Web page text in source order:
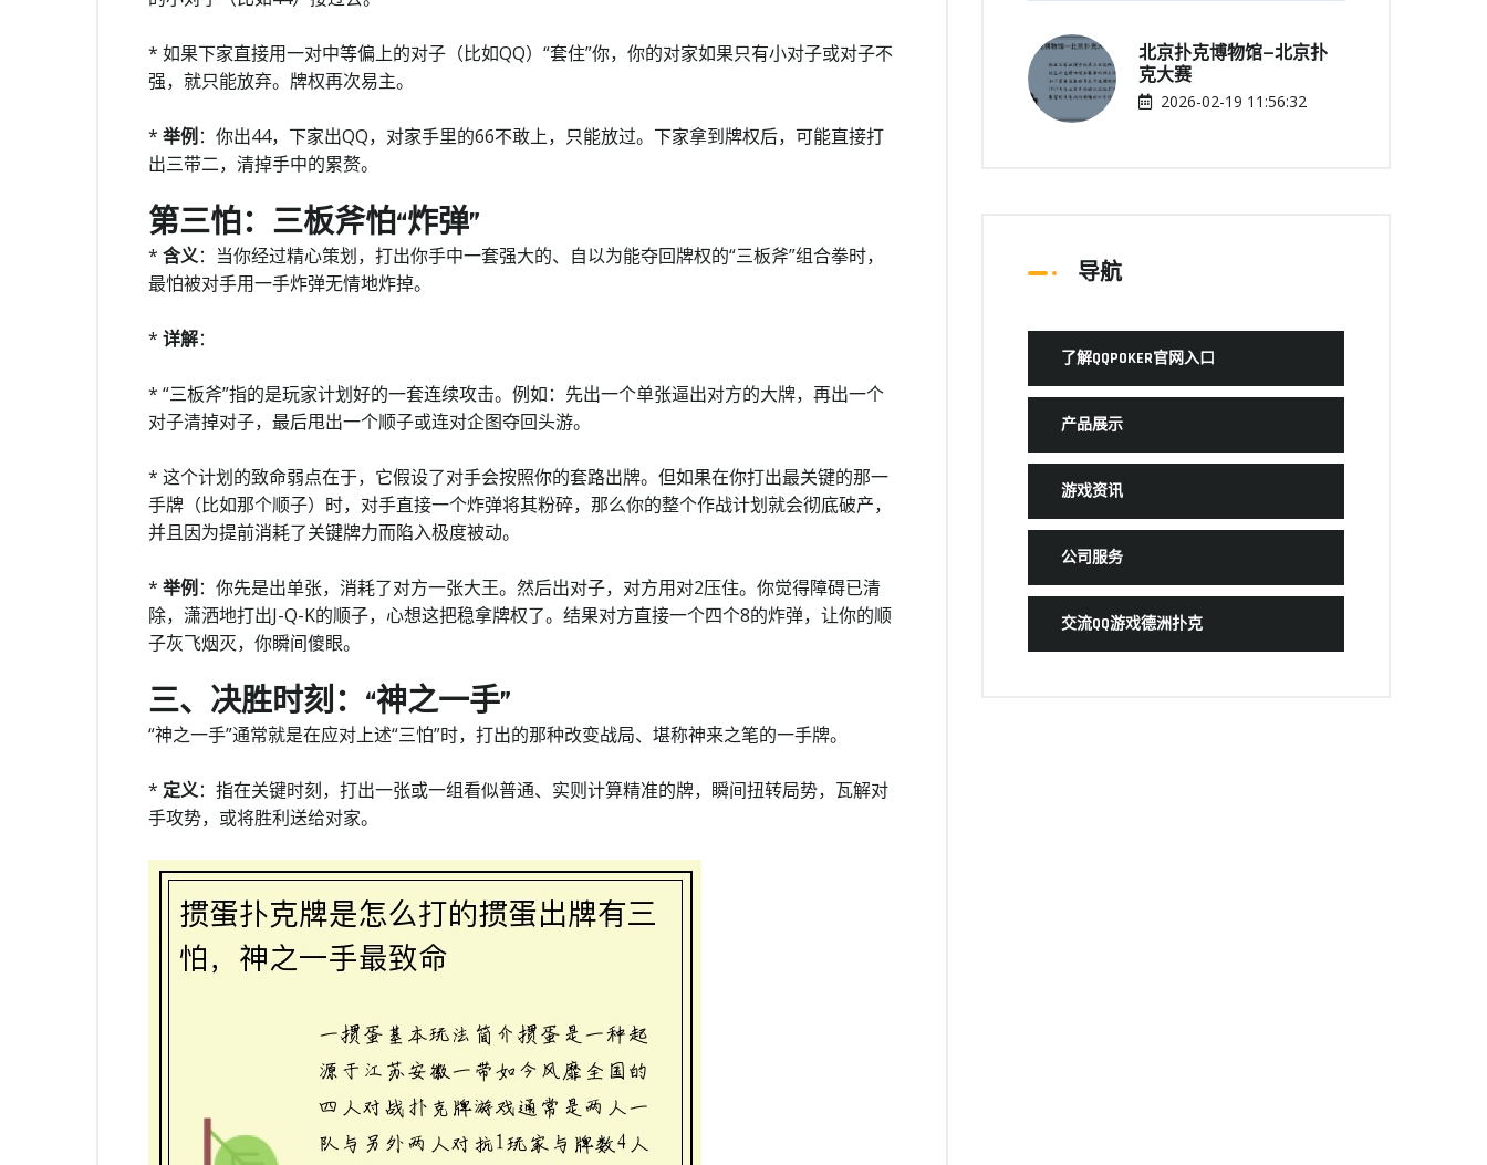
* 如果下家直接用一对中等偏上的对子（比如QQ）“套住”你，你的对家如果只有小对子或对子不
强，就只能放弃。牌权再次易主。
* 举例 ：你出44，下家出QQ，对家手里的66不敢上，只能放过。下家拿到牌权后，可能直接打
出三带二，清掉手中的累赘。
第三怕：三板斧怕“炸弹”
* 含义：当你经过精心策划，打出你手中一套强大的、自以为能夺回牌权的“三板斧”组合拳时，
最怕被对手用一手炸弹无情地炸掉。
* 详解：
* “三板斧”指的是玩家计划好的一套连续攻击。例如：先出一个单张逼出对方的大牌，再出一个
对子清掉对子，最后甩出一个顺子或连对企图夺回头游。
* 这个计划的致命弱点在于，它假设了对手会按照你的套路出牌。但如果在你打出最关键的那一
手牌（比如那个顺子）时，对手直接一个炸弹将其粉碎，那么你的整个作战计划就会彻底破产，
并且因为提前消耗了关键牌力而陷入极度被动。
* 举例 ：你先是出单张，消耗了对方一张大王。然后出对子，对方用对2压住。你觉得障碍已清
除，潇洒地打出J-Q-K的顺子，心想这把稳拿牌权了。结果对方直接一个四个8的炸弹，让你的顺
子灰飞烟灭，你瞬间傻眼。
三、决胜时刻：“神之一手”
“神之一手”通常就是在应对上述“三怕”时，打出的那种改变战局、堪称神来之笔的一手牌。
* 定义：指在关键时刻，打出一张或一组看似普通、实则计算精准的牌，瞬间扭转局势，瓦解对
手攻势，或将胜利送给对家。
北京扑克博物馆—北京扑
克大赛
2026-02-19 11:56:32
导航
了解QQPOKER官网入口
产品展示
游戏资讯
公司服务
交流QQ游戏德洲扑克